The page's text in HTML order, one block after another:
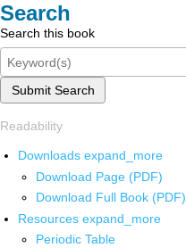
Search
Search this book
Submit Search
Readability
Downloads expand_more
Download Page (PDF)
Download Full Book (PDF)
Resources expand_more
Periodic Table